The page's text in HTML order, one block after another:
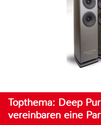
Topthema: Deep
vereinbaren eine